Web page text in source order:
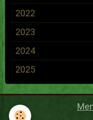
2022
2023
2024
2025